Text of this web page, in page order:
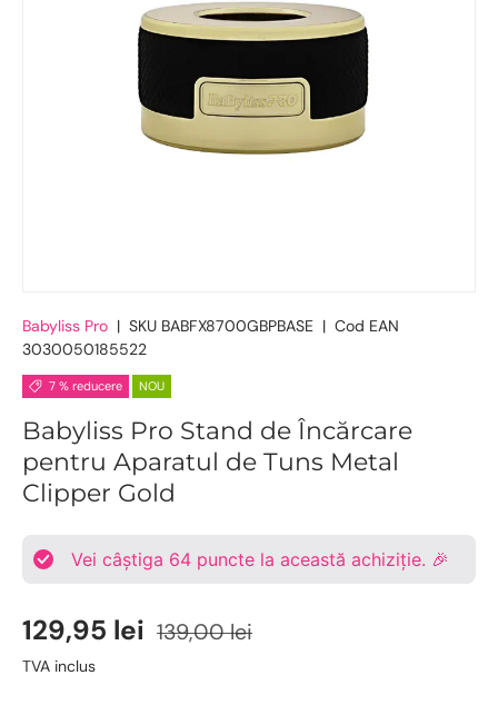
Babyliss Pro | SKU BABFX8700GBPBASE | Cod EAN
3030050185522
7 % reducere NOU
Babyliss Pro Stand de Încărcare
pentru Aparatul de Tuns Metal
Clipper Gold
Vei câștiga 64 puncte la această achiziție. 🎉
129,95 lei 139,00 lei
TVA inclus